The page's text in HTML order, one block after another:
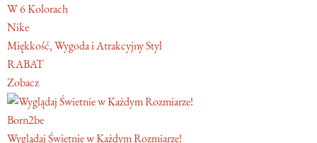
W 6 Kolorach
Nike
Miękkość, Wygoda i Atrakcyjny Styl
RABAT
Zobacz
Born2be
Wyglądaj Świetnie w Każdym Rozmiarze!